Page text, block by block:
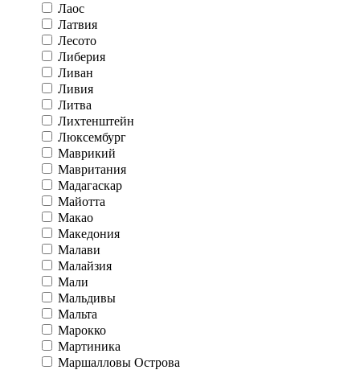
Лаос
Латвия
Лесото
Либерия
Ливан
Ливия
Литва
Лихтенштейн
Люксембург
Маврикий
Мавритания
Мадагаскар
Майотта
Макао
Македония
Малави
Малайзия
Мали
Мальдивы
Мальта
Марокко
Мартиника
Маршалловы Острова